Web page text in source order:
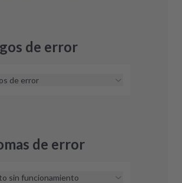
de error
de error
de error en tu equipo, no
y encontraremos una
de error
sin funcionamiento